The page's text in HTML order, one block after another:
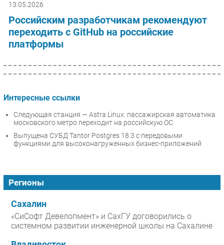
13.05.2026
Российским разработчикам рекомендуют
переходить с GitHub на российские
платформы
Интересные ссылки
Следующая станция — Astra Linux: пассажирская автоматика
московского метро переходит на российскую ОС
Выпущена СУБД Tantor Postgres 18.3 с передовыми
функциями для высоконагруженных бизнес-приложений
Регионы
Сахалин
«СиСофт Девелопмент» и СахГУ договорились о
системном развитии инженерной школы на Сахалине